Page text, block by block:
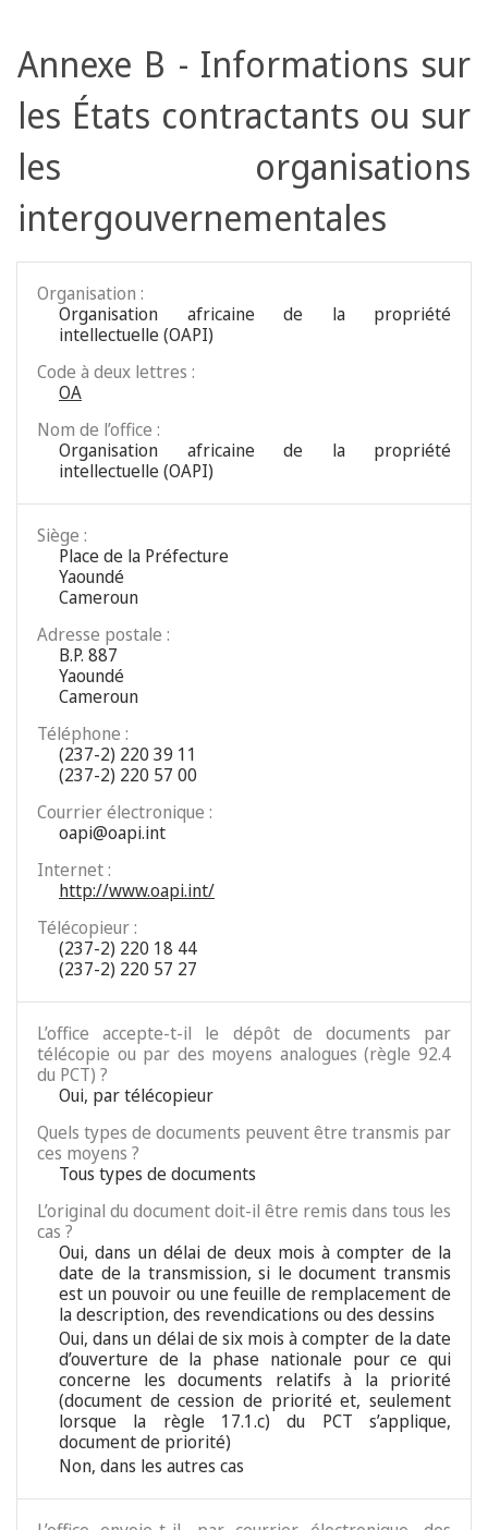
Annexe B - Informations sur
les États contractants ou sur
les organisations
intergouvernementales
Organisation :
Organisation africaine de la propriété
intellectuelle (OAPI)
Code à deux lettres :
OA
Nom de l’office :
Organisation africaine de la propriété
intellectuelle (OAPI)
Siège :
Place de la Préfecture
Yaoundé
Cameroun
Adresse postale :
B.P. 887
Yaoundé
Cameroun
Téléphone :
(237-2) 220 39 11
(237-2) 220 57 00
Courrier électronique :
oapi@oapi.int
Internet :
http://www.oapi.int/
Télécopieur :
(237-2) 220 18 44
(237-2) 220 57 27
L’office accepte-t-il le dépôt de documents par
télécopie ou par des moyens analogues (règle 92.4
du PCT) ?
Oui, par télécopieur
Quels types de documents peuvent être transmis par
ces moyens ?
Tous types de documents
L’original du document doit-il être remis dans tous les
cas ?
Oui, dans un délai de deux mois à compter de la
date de la transmission, si le document transmis
est un pouvoir ou une feuille de remplacement de
la description, des revendications ou des dessins
Oui, dans un délai de six mois à compter de la date
d’ouverture de la phase nationale pour ce qui
concerne les documents relatifs à la priorité
(document de cession de priorité et, seulement
lorsque la règle 17.1.c) du PCT s’applique,
document de priorité)
Non, dans les autres cas